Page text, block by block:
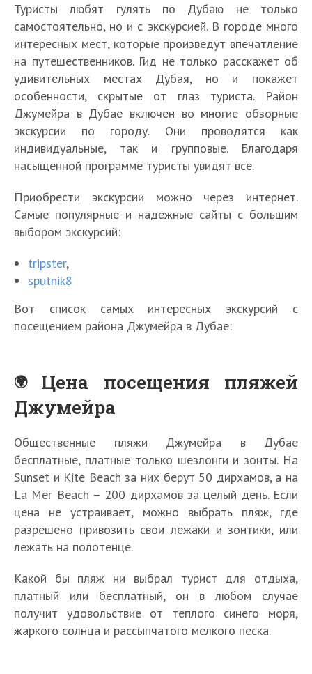
Туристы любят гулять по Дубаю не только
самостоятельно, но и с экскурсией. В городе много
интересных мест, которые произведут впечатление
на путешественников. Гид не только расскажет об
удивительных местах Дубая, но и покажет
особенности, скрытые от глаз туриста. Район
Джумейра в Дубае включен во многие обзорные
экскурсии по городу. Они проводятся как
индивидуальные, так и групповые. Благодаря
насыщенной программе туристы увидят всё.
Приобрести экскурсии можно через интернет.
Самые популярные и надежные сайты с большим
выбором экскурсий:
tripster,
sputnik8
Вот список самых интересных экскурсий с
посещением района Джумейра в Дубае:
Цена посещения пляжей
Джумейра
Общественные пляжи Джумейра в Дубае
бесплатные, платные только шезлонги и зонты. На
Sunset и Kite Beach за них берут 50 дирхамов, а на
La Mer Beach – 200 дирхамов за целый день. Если
цена не устраивает, можно выбрать пляж, где
разрешено привозить свои лежаки и зонтики, или
лежать на полотенце.
Какой бы пляж ни выбрал турист для отдыха,
платный или бесплатный, он в любом случае
получит удовольствие от теплого синего моря,
жаркого солнца и рассыпчатого мелкого песка.